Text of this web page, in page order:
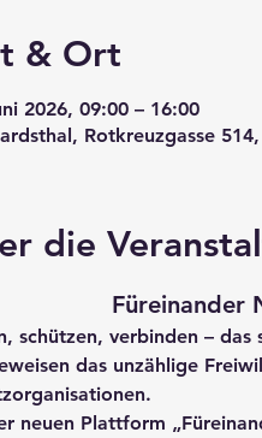
& Ort
2026, 09:00 – 16:00
Rotkreuzgasse
die
Füreinander
schützen, verbinden –
das unzählige
neuen Plattform